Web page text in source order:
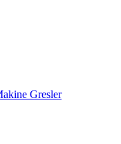
Gresler